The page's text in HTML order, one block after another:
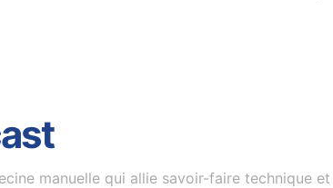
manuelle qui allie savoir-faire technique